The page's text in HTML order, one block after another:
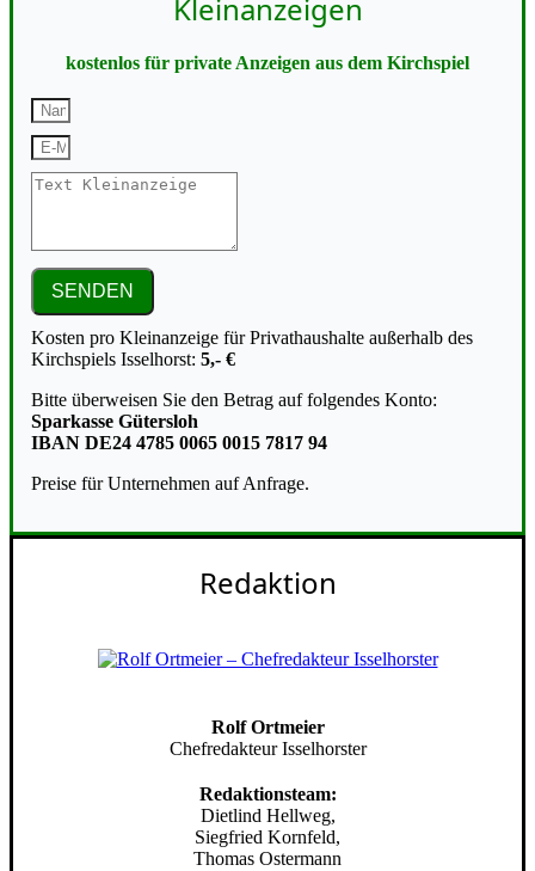
Kleinanzeigen
kostenlos für private Anzeigen aus dem Kirchspiel
SENDEN
Kosten pro Kleinanzeige für Privathaushalte außerhalb des
Kirchspiels Isselhorst: 5,- €
Bitte überweisen Sie den Betrag auf folgendes Konto:
Sparkasse Gütersloh
IBAN DE24 4785 0065 0015 7817 94
Preise für Unternehmen auf Anfrage.
Redaktion
Rolf Ortmeier
Chefredakteur Isselhorster
Redaktionsteam:
Dietlind Hellweg,
Siegfried Kornfeld,
Thomas Ostermann